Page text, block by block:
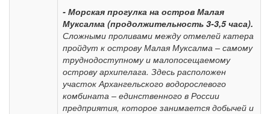
- Морская прогулка на остров Малая
Муксалма (продолжительность 3-3,5 часа).
Сложными проливами между отмелей катера
пройдут к острову Малая Муксалма – самому
труднодоступному и малопосещаемому
острову архипелага. Здесь расположен
участок Архангельского водорослевого
комбината – единственного в России
предприятия, которое занимается добычей и